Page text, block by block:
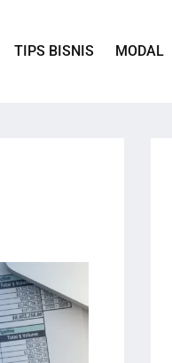
TIPS BISNIS MODAL